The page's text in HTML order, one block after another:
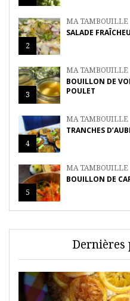
2
MA TAMBOUILLE
SALADE
3
MA TAMBOUILLE
BOUILLON DE
POULET
4
MA TAMBOUILLE
TRANCHES
5
MA TAMBOUILLE
BOUILLON DE